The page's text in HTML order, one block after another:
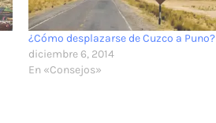
¿Cómo desplazarse de Cuzco a Puno?
diciembre 6, 2014
En «Consejos»